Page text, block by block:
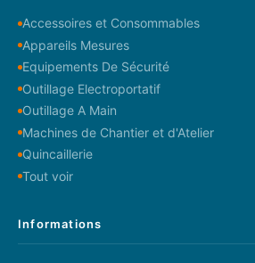
Accessoires et Consommables
Appareils Mesures
Equipements De Sécurité
Outillage Electroportatif
Outillage A Main
Machines de Chantier et d'Atelier
Quincaillerie
Tout voir
Informations